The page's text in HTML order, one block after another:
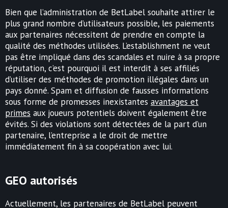
Bien que l’administration de BetLabel souhaite attirer le
plus grand nombre d’utilisateurs possible, les paiements
aux partenaires nécessitent de prendre en compte la
qualité des méthodes utilisées. L’establishment ne veut
pas être impliqué dans des scandales et nuire à sa propre
réputation, c’est pourquoi il est interdit à ses affiliés
d’utiliser des méthodes de promotion illégales dans un
pays donné. Spam et diffusion de fausses informations
sous forme de promesses inexistantes avantages et
primes aux joueurs potentiels doivent également être
évités. Si des violations sont détectées de la part d’un
partenaire, l’entreprise a le droit de mettre
immédiatement fin à sa coopération avec lui.
GEO autorisés
Actuellement, les partenaires de BetLabel peuvent